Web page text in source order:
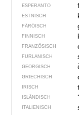
ESPERANTO
ESTNISCH
FÄRÖISCH
FINNISCH
FRANZÖSISCH
FURLANISCH
GEORGISCH
GRIECHISCH
IRISCH
ISLÄNDISCH
ITALIENISCH